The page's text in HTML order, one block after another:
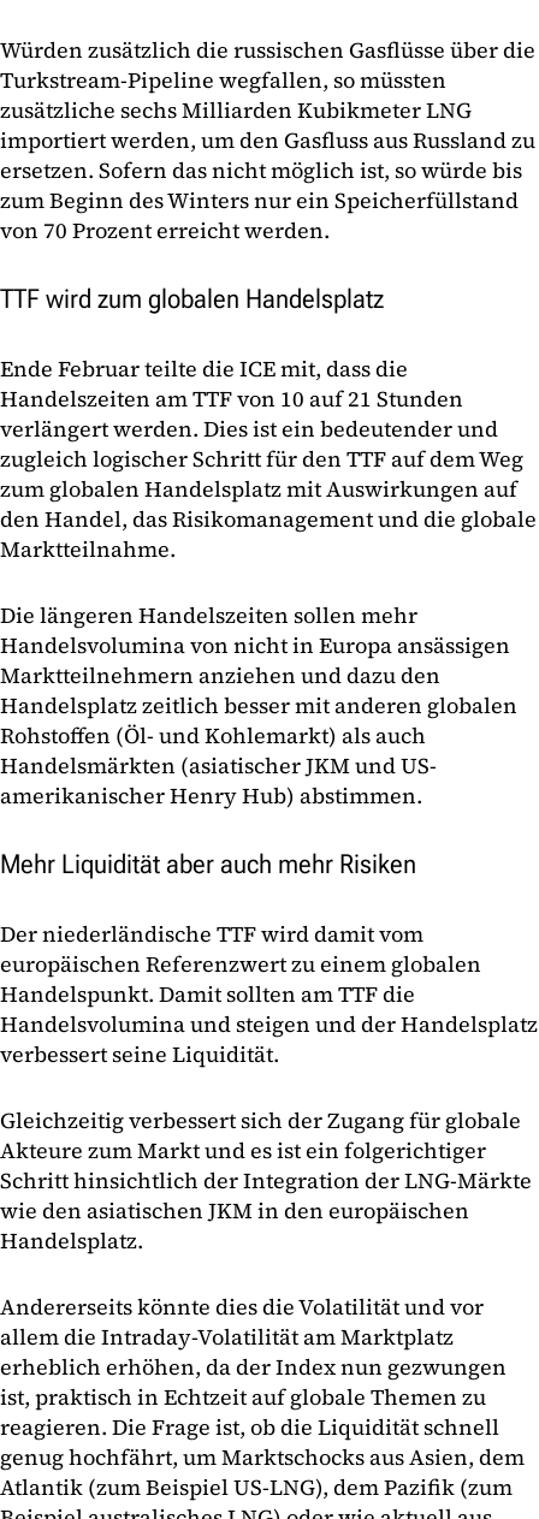
Würden zusätzlich die russischen Gasflüsse über die
Turkstream-Pipeline wegfallen, so müssten
zusätzliche sechs Milliarden Kubikmeter LNG
importiert werden, um den Gasfluss aus Russland zu
ersetzen. Sofern das nicht möglich ist, so würde bis
zum Beginn des Winters nur ein Speicherfüllstand
von 70 Prozent erreicht werden.
TTF wird zum globalen Handelsplatz
Ende Februar teilte die ICE mit, dass die
Handelszeiten am TTF von 10 auf 21 Stunden
verlängert werden. Dies ist ein bedeutender und
zugleich logischer Schritt für den TTF auf dem Weg
zum globalen Handelsplatz mit Auswirkungen auf
den Handel, das Risikomanagement und die globale
Marktteilnahme.
Die längeren Handelszeiten sollen mehr
Handelsvolumina von nicht in Europa ansässigen
Marktteilnehmern anziehen und dazu den
Handelsplatz zeitlich besser mit anderen globalen
Rohstoffen (Öl- und Kohlemarkt) als auch
Handelsmärkten (asiatischer JKM und US-
amerikanischer Henry Hub) abstimmen.
Mehr Liquidität aber auch mehr Risiken
Der niederländische TTF wird damit vom
europäischen Referenzwert zu einem globalen
Handelspunkt. Damit sollten am TTF die
Handelsvolumina und steigen und der Handelsplatz
verbessert seine Liquidität.
Gleichzeitig verbessert sich der Zugang für globale
Akteure zum Markt und es ist ein folgerichtiger
Schritt hinsichtlich der Integration der LNG-Märkte
wie den asiatischen JKM in den europäischen
Handelsplatz.
Andererseits könnte dies die Volatilität und vor
allem die Intraday-Volatilität am Marktplatz
erheblich erhöhen, da der Index nun gezwungen
ist, praktisch in Echtzeit auf globale Themen zu
reagieren. Die Frage ist, ob die Liquidität schnell
genug hochfährt, um Marktschocks aus Asien, dem
Atlantik (zum Beispiel US-LNG), dem Pazifik (zum